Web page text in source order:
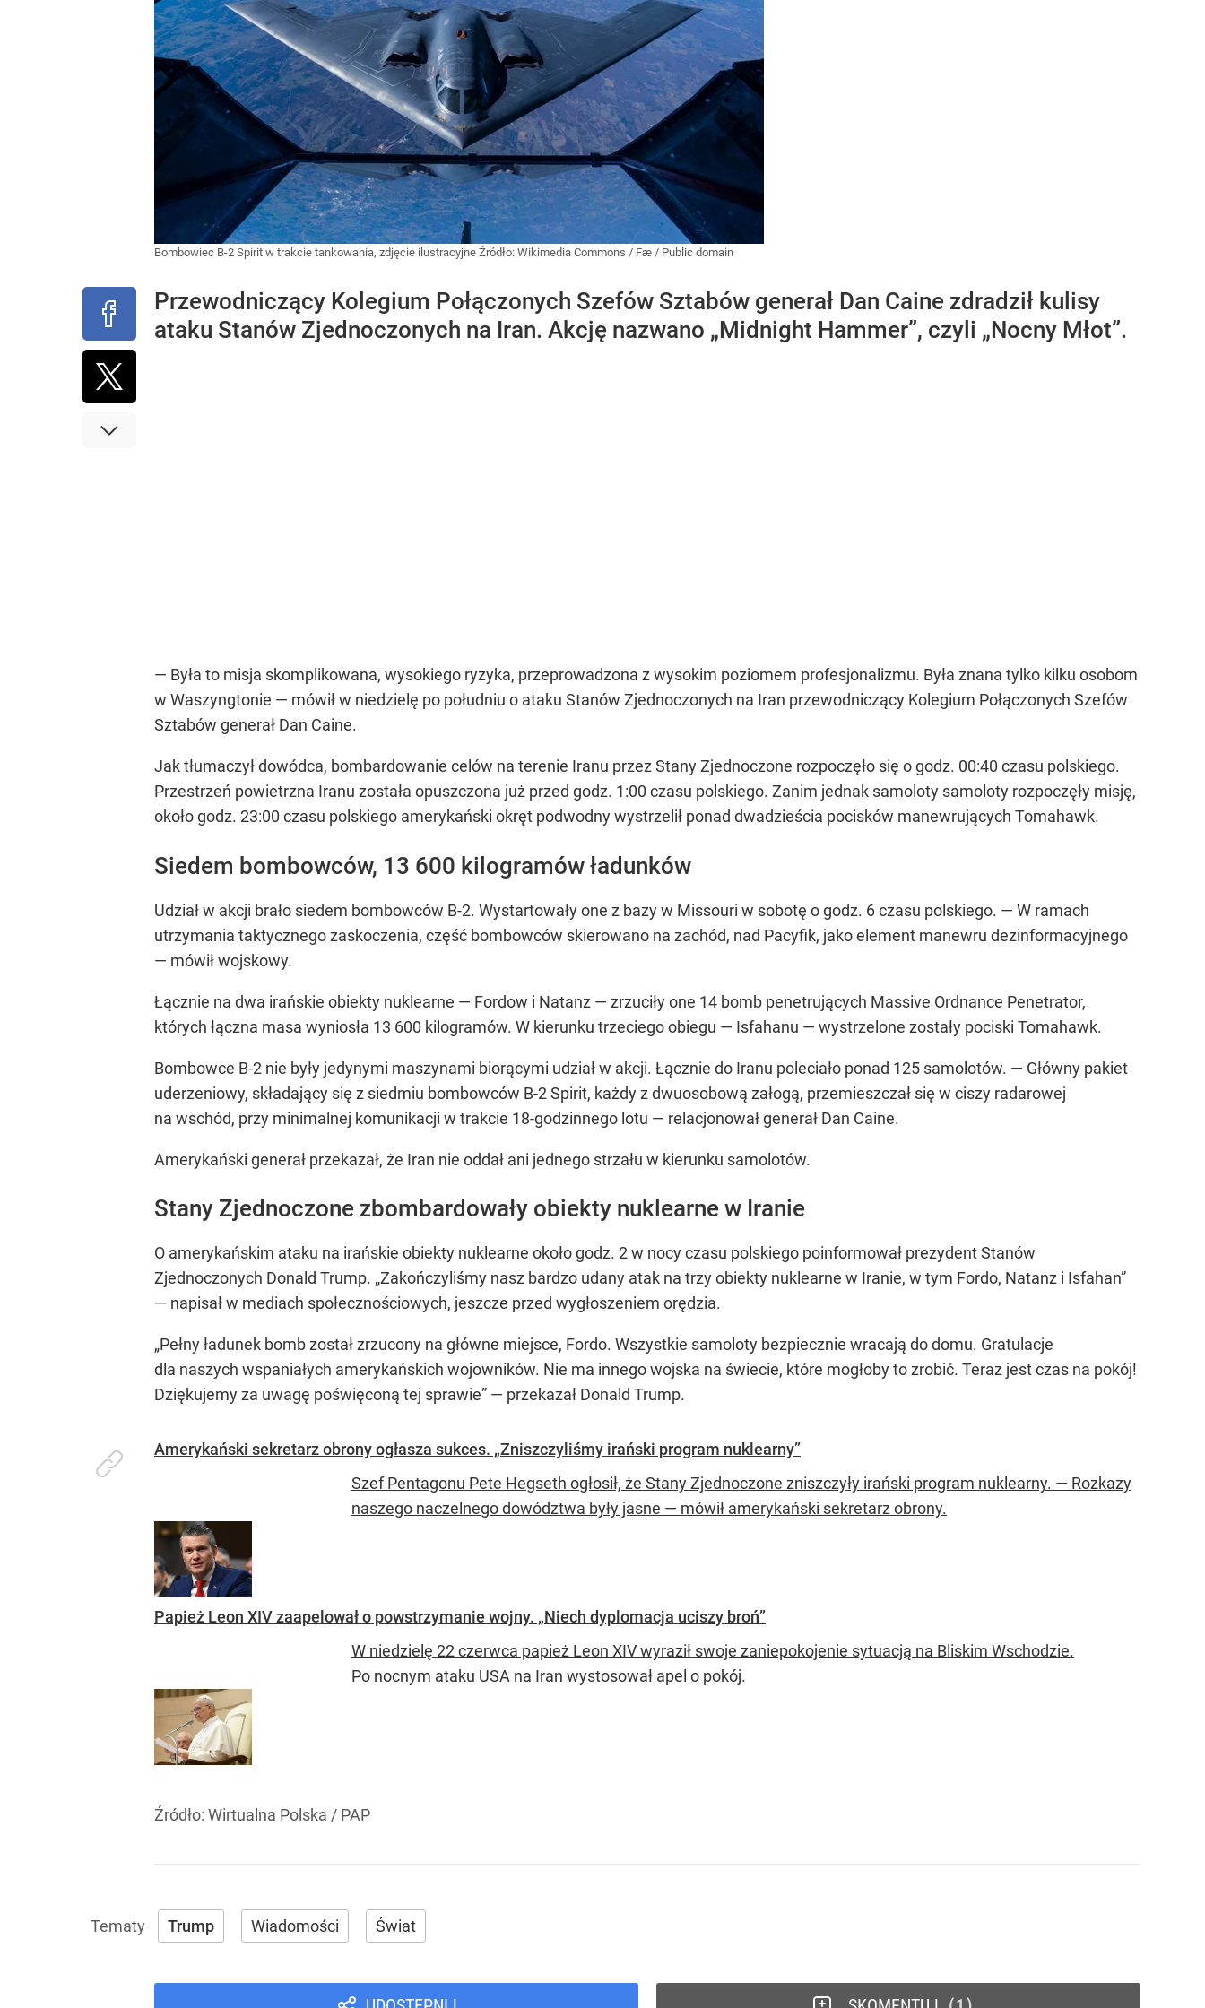
Bombowiec B-2 Spirit w trakcie tankowania, zdjęcie ilustracyjne Źródło: Wikimedia Commons / Fæ / Public domain
Przewodniczący Kolegium Połączonych Szefów Sztabów generał Dan Caine zdradził kulisy
ataku Stanów Zjednoczonych na Iran. Akcję nazwano „Midnight Hammer”, czyli „Nocny Młot”.
— Była to misja skomplikowana, wysokiego ryzyka, przeprowadzona z wysokim poziomem profesjonalizmu. Była znana tylko kilku osobom
w Waszyngtonie — mówił w niedzielę po południu o ataku Stanów Zjednoczonych na Iran przewodniczący Kolegium Połączonych Szefów
Sztabów generał Dan Caine.
Jak tłumaczył dowódca, bombardowanie celów na terenie Iranu przez Stany Zjednoczone rozpoczęło się o godz. 00:40 czasu polskiego.
Przestrzeń powietrzna Iranu została opuszczona już przed godz. 1:00 czasu polskiego. Zanim jednak samoloty samoloty rozpoczęły misję,
około godz. 23:00 czasu polskiego amerykański okręt podwodny wystrzelił ponad dwadzieścia pocisków manewrujących Tomahawk.
Siedem bombowców, 13 600 kilogramów ładunków
Udział w akcji brało siedem bombowców B-2. Wystartowały one z bazy w Missouri w sobotę o godz. 6 czasu polskiego. — W ramach
utrzymania taktycznego zaskoczenia, część bombowców skierowano na zachód, nad Pacyfik, jako element manewru dezinformacyjnego
— mówił wojskowy.
Łącznie na dwa irańskie obiekty nuklearne — Fordow i Natanz — zrzuciły one 14 bomb penetrujących Massive Ordnance Penetrator,
których łączna masa wyniosła 13 600 kilogramów. W kierunku trzeciego obiegu — Isfahanu — wystrzelone zostały pociski Tomahawk.
Bombowce B-2 nie były jedynymi maszynami biorącymi udział w akcji. Łącznie do Iranu poleciało ponad 125 samolotów. — Główny pakiet
uderzeniowy, składający się z siedmiu bombowców B-2 Spirit, każdy z dwuosobową załogą, przemieszczał się w ciszy radarowej
na wschód, przy minimalnej komunikacji w trakcie 18-godzinnego lotu — relacjonował generał Dan Caine.
Amerykański generał przekazał, że Iran nie oddał ani jednego strzału w kierunku samolotów.
Stany Zjednoczone zbombardowały obiekty nuklearne w Iranie
O amerykańskim ataku na irańskie obiekty nuklearne około godz. 2 w nocy czasu polskiego poinformował prezydent Stanów
Zjednoczonych Donald Trump. „Zakończyliśmy nasz bardzo udany atak na trzy obiekty nuklearne w Iranie, w tym Fordo, Natanz i Isfahan”
— napisał w mediach społecznościowych, jeszcze przed wygłoszeniem orędzia.
„Pełny ładunek bomb został zrzucony na główne miejsce, Fordo. Wszystkie samoloty bezpiecznie wracają do domu. Gratulacje
dla naszych wspaniałych amerykańskich wojowników. Nie ma innego wojska na świecie, które mogłoby to zrobić. Teraz jest czas na pokój!
Dziękujemy za uwagę poświęconą tej sprawie” — przekazał Donald Trump.
Amerykański sekretarz obrony ogłasza sukces. „Zniszczyliśmy irański program nuklearny”
Szef Pentagonu Pete Hegseth ogłosił, że Stany Zjednoczone zniszczyły irański program nuklearny. — Rozkazy
naszego naczelnego dowództwa były jasne — mówił amerykański sekretarz obrony.
Papież Leon XIV zaapelował o powstrzymanie wojny. „Niech dyplomacja uciszy broń”
W niedzielę 22 czerwca papież Leon XIV wyraził swoje zaniepokojenie sytuacją na Bliskim Wschodzie.
Po nocnym ataku USA na Iran wystosował apel o pokój.
Źródło: Wirtualna Polska / PAP
Trump Wiadomości Świat